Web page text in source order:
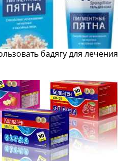
бадягу для лечения